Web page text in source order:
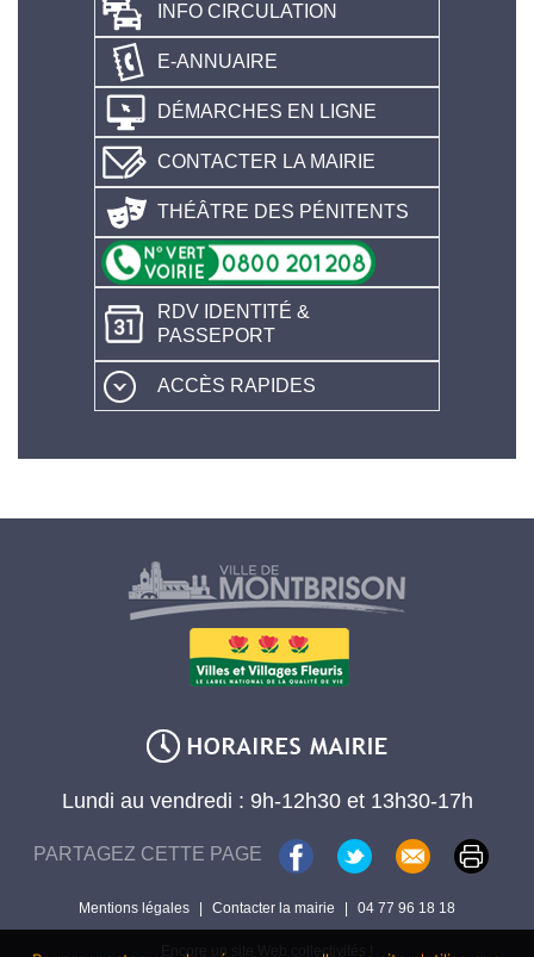
INFO CIRCULATION
E-ANNUAIRE
DÉMARCHES EN LIGNE
CONTACTER LA MAIRIE
THÉÂTRE DES PÉNITENTS
RDV IDENTITÉ &
PASSEPORT
ACCÈS RAPIDES
Lundi au vendredi : 9h-12h30 et 13h30-17h
PARTAGEZ CETTE PAGE
Mentions légales | Contacter la mairie | 04 77 96 18 18
Encore un site Web collectivités !